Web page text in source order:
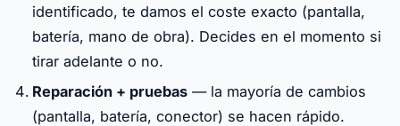
identificado, te damos el coste exacto (pantalla,
batería, mano de obra). Decides en el momento si
tirar adelante o no.
Reparación + pruebas — la mayoría de cambios
(pantalla, batería, conector) se hacen rápido.